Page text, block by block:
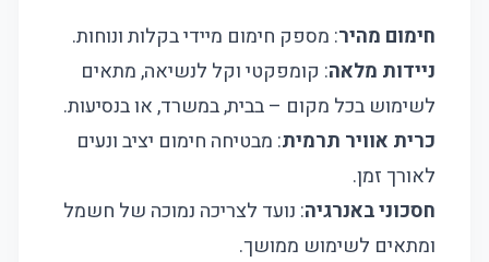
חימום מהיר: מספק חימום מיידי בקלות ונוחות.
ניידות מלאה: קומפקטי וקל לנשיאה, מתאים
לשימוש בכל מקום – בבית, במשרד, או בנסיעות.
כרית אוויר תרמית: מבטיחה חימום יציב ונעים
לאורך זמן.
חסכוני באנרגיה: נועד לצריכה נמוכה של חשמל
ומתאים לשימוש ממושך.